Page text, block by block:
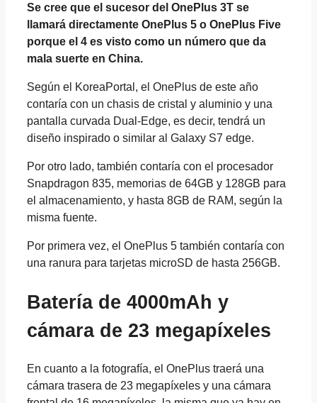
Se cree que el sucesor del OnePlus 3T se
llamará directamente OnePlus 5 o OnePlus Five
porque el 4 es visto como un número que da
mala suerte en China.
Según el KoreaPortal, el OnePlus de este año
contaría con un chasis de cristal y aluminio y una
pantalla curvada Dual-Edge, es decir, tendrá un
diseño inspirado o similar al Galaxy S7 edge.
Por otro lado, también contaría con el procesador
Snapdragon 835, memorias de 64GB y 128GB para
el almacenamiento, y hasta 8GB de RAM, según la
misma fuente.
Por primera vez, el OnePlus 5 también contaría con
una ranura para tarjetas microSD de hasta 256GB.
Batería de 4000mAh y
cámara de 23 megapíxeles
En cuanto a la fotografía, el OnePlus traerá una
cámara trasera de 23 megapíxeles y una cámara